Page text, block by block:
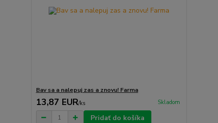
Bav sa a nalepuj zas a znovu! Farma
13,87 EUR/ks Skladom
Pridať do košíka